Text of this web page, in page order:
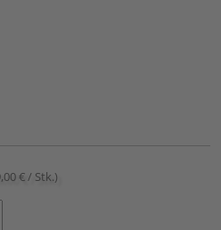
€ / Stk.)